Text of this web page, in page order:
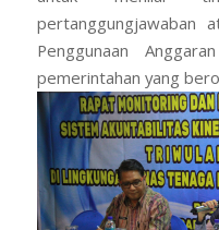
pertanggungjawaban
Penggunaan
pemerintahan yang